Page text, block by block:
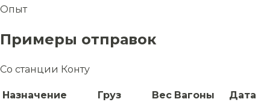
Опыт
Примеры отправок
Со станции Конту
Назначение Груз Вес Вагоны Дата